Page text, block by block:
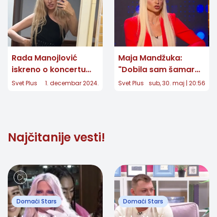
Rada Manojlović
iskreno o koncertu
Tanje Savić: "Zaslužila
Svet Plus 1. decembar 2024.
Maja Mandžuka:
"Dobila sam šamar
od Dragana Nikolića!"
Svet Plus sub, 30. maj | 20:56
Najčitanije vesti!
Domaći Stars Domaći Stars